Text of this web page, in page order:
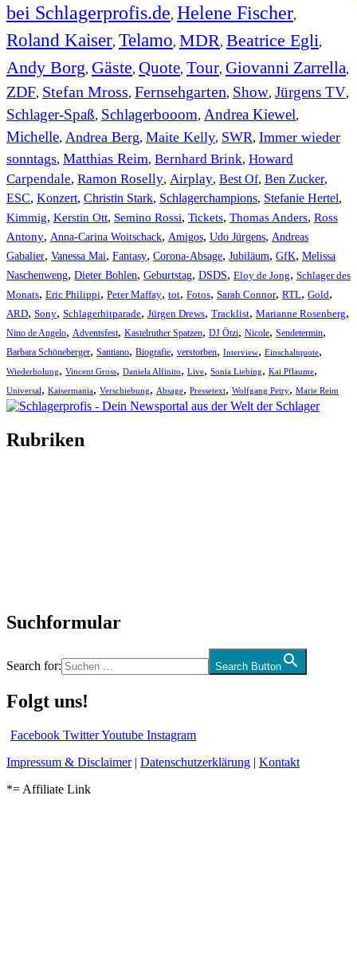
bei Schlagerprofis.de, Helene Fischer,
Roland Kaiser, Telamo, MDR, Beatrice Egli,
Andy Borg, Gäste, Quote, Tour, Giovanni Zarrella,
ZDF, Stefan Mross, Fernsehgarten, Show, Jürgens TV,
Schlager-Spaß, Schlagerbooom, Andrea Kiewel,
Michelle, Andrea Berg, Maite Kelly, SWR, Immer wieder
sonntags, Matthias Reim, Bernhard Brink, Howard
Carpendale, Ramon Roselly, Airplay, Best Of, Ben Zucker,
ESC, Konzert, Christin Stark, Schlagerchampions, Stefanie Hertel,
Kimmig, Kerstin Ott, Semino Rossi, Tickets, Thomas Anders, Ross
Antony, Anna-Carina Woitschack, Amigos, Udo Jürgens, Andreas
Gabalier, Vanessa Mai, Fantasy, Corona-Absage, Jubiläum, GfK, Melissa
Naschenweng, Dieter Bohlen, Geburtstag, DSDS, Eloy de Jong, Schlager des
Monats, Eric Philippi, Peter Maffay, tot, Fotos, Sarah Connor, RTL, Gold,
ARD, Sony, Schlagerhitparade, Jürgen Drews, Tracklist, Marianne Rosenberg,
Nino de Angelo, Adventsfest, Kastelruther Spatzen, DJ Ötzi, Nicole, Sendetermin,
Barbara Schöneberger, Santiano, Biografie, verstorben, Interview, Einschaltquote,
Wiederholung, Vincent Gross, Daniela Alfinito, Live, Sonia Liebing, Kai Pflaume,
Universal, Kaisermania, Verschiebung, Absage, Pressetext, Wolfgang Petry, Marie Reim
Rubriken
Suchformular
Search for: Search Button
Folgt uns!
Facebook TwitterYoutube Instagram
Impressum & Disclaimer| Datenschutzerklärung | Kontakt
*= Affiliate Link